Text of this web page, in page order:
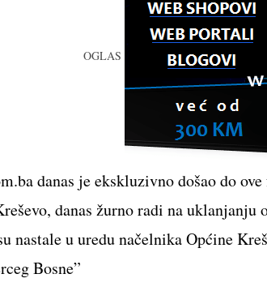
OGLAS
danas je ekskluzivno došao do
danas žurno radi na
nastale u uredu načelnika Općine
Bosne”